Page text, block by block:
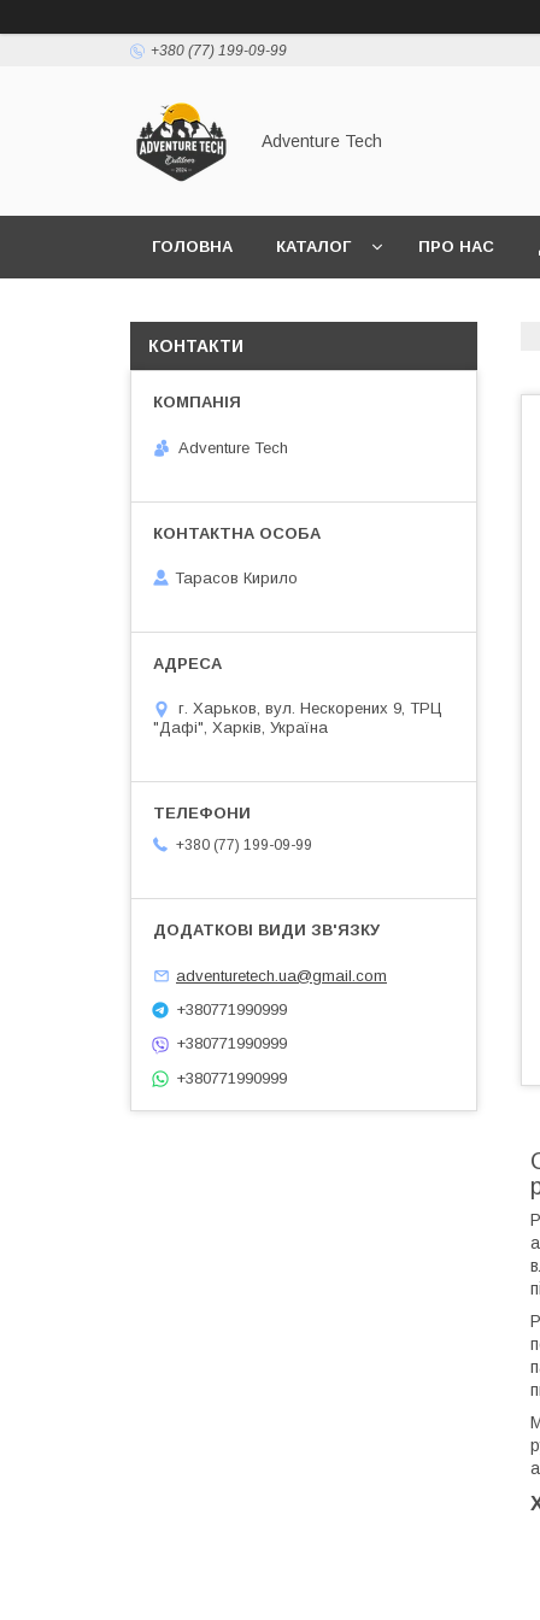
+380 (77) 199-09-99
Adventure Tech
ГОЛОВНА КАТАЛОГ ПРО НАС
КОНТАКТИ
Adventure Tech
Тарасов Кирило
г. Харьков, вул. Нескорених 9, ТРЦ
"Дафі", Харків, Україна
+380 (77) 199-09-99
adventuretech.ua@gmail.com
+380771990999
+380771990999
+380771990999